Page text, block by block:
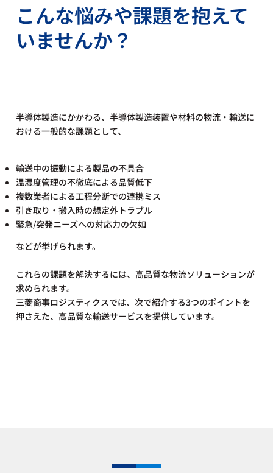
こんな悩みや課題を抱えて
いませんか？
半導体製造にかかわる、半導体製造装置や材料の物流・輸送に
おける一般的な課題として、
輸送中の振動による製品の不具合
温湿度管理の不徹底による品質低下
複数業者による工程分断での連携ミス
引き取り・搬入時の想定外トラブル
緊急/突発ニーズへの対応力の欠如
などが挙げられます。
これらの課題を解決するには、高品質な物流ソリューションが
求められます。
三菱商事ロジスティクスでは、次で紹介する3つのポイントを
押さえた、高品質な輸送サービスを提供しています。